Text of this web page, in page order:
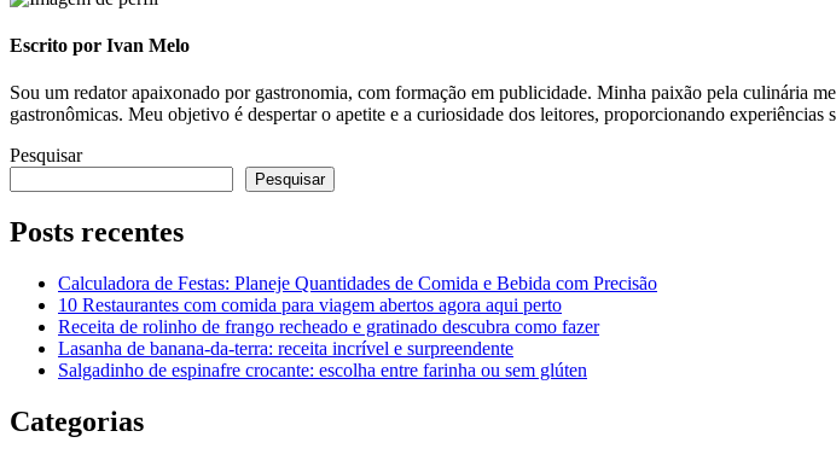
Escrito por Ivan Melo
Sou um redator apaixonado por gastronomia, com formação em publicidade. Minha paixão pela culinária
gastronômicas. Meu objetivo é despertar o apetite e a curiosidade dos leitores, proporcionando experiências
Pesquisar
Pesquisar
Posts recentes
Calculadora de Festas: Planeje Quantidades de Comida e Bebida com Precisão
10 Restaurantes com comida para viagem abertos agora aqui perto
Receita de rolinho de frango recheado e gratinado descubra como fazer
Lasanha de banana-da-terra: receita incrível e surpreendente
Salgadinho de espinafre crocante: escolha entre farinha ou sem glúten
Categorias